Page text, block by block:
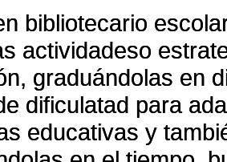
bibliotecario
actividadeso
graduándolas en
dificulatad para
educativas y